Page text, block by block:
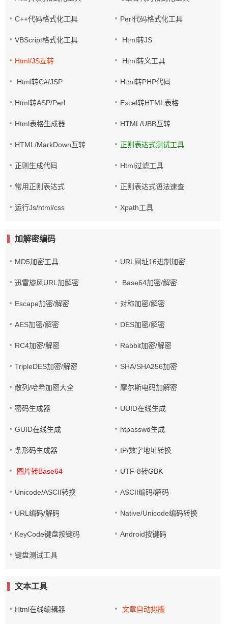
C++代码格式化工具 Perl代码格式化工具
VBScript格式化工具 Html转JS
Html/JS互转 Html转义工具
Html转C#/JSP Html转PHP代码
Html转ASP/Perl Excel转HTML表格
Html表格生成器 HTML/UBB互转
HTML/MarkDown互转 正则表达式测试工具
正则生成代码 Html过滤工具
常用正则表达式 正则表达式语法速查
运行Js/html/css Xpath工具
加解密编码
MD5加密工具 URL网址16进制加密
迅雷旋风URL加解密 Base64加密/解密
Escape加密/解密 对称加密/解密
AES加密/解密 DES加密/解密
RC4加密/解密 Rabbit加密/解密
TripleDES加密/解密 SHA/SHA256加密
散列/哈希加密大全 摩尔斯电码加解密
密码生成器 UUID在线生成
GUID在线生成 htpasswd生成
条形码生成器 IP/数字地址转换
图片转Base64 UTF-8转GBK
Unicode/ASCII转换 ASCII编码/解码
URL编码/解码 Native/Unicode编码转换
KeyCode键盘按键码 Android按键码
键盘测试工具
文本工具
Html在线编辑器 文章自动排版